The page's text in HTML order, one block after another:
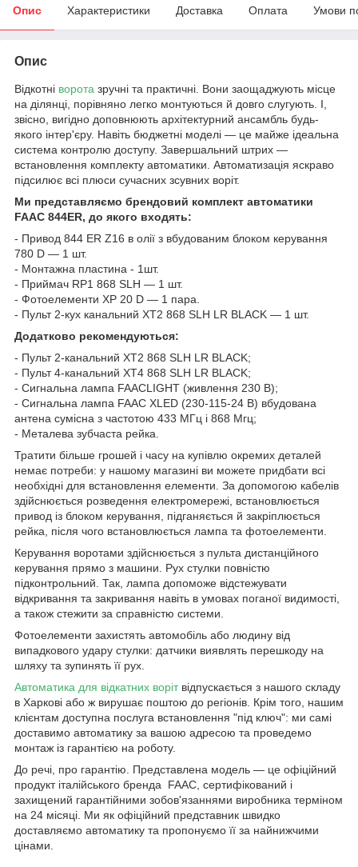
Опис Характеристики Доставка Оплата Умови
Опис
Відкотні ворота зручні та практичні. Вони заощаджують місце
на ділянці, порівняно легко монтуються й довго слугують. І,
звісно, вигідно доповнюють архітектурний ансамбль будь-
якого інтер'єру. Навіть бюджетні моделі — це майже ідеальна
система контролю доступу. Завершальний штрих —
встановлення комплекту автоматики. Автоматизація яскраво
підсилює всі плюси сучасних зсувних воріт.
Ми представляємо брендовий комплект автоматики
FAAC 844ER, до якого входять:
- Привод 844 ER Z16 в олії з вбудованим блоком керування
780 D — 1 шт.
- Монтажна пластина - 1шт.
- Приймач RP1 868 SLH — 1 шт.
- Фотоелементи XP 20 D — 1 пара.
- Пульт 2-кух канальний XT2 868 SLH LR BLACK — 1 шт.
Додатково рекомендуються:
- Пульт 2-канальний XT2 868 SLH LR BLACK;
- Пульт 4-канальний XT4 868 SLH LR BLACK;
- Сигнальна лампа FAACLIGHT (живлення 230 В);
- Сигнальна лампа FAAC XLED (230-115-24 В) вбудована
антена сумісна з частотою 433 МГц і 868 Мгц;
- Металева зубчаста рейка.
Тратити більше грошей і часу на купівлю окремих деталей
немає потреби: у нашому магазині ви можете придбати всі
необхідні для встановлення елементи. За допомогою кабелів
здійснюється розведення електромережі, встановлюється
привод із блоком керування, підганяється й закріплюється
рейка, після чого встановлюється лампа та фотоелементи.
Керування воротами здійснюється з пульта дистанційного
керування прямо з машини. Рух стулки повністю
підконтрольний. Так, лампа допоможе відстежувати
відкривання та закривання навіть в умовах поганої видимості,
а також стежити за справністю системи.
Фотоелементи захистять автомобіль або людину від
випадкового удару стулки: датчики виявлять перешкоду на
шляху та зупинять її рух.
Автоматика для відкатних ворітвідпускається з нашого складу
в Харкові або ж вирушає поштою до регіонів. Крім того, нашим
клієнтам доступна послуга встановлення "під ключ": ми самі
доставимо автоматику за вашою адресою та проведемо
монтаж із гарантією на роботу.
До речі, про гарантію. Представлена модель — це офіційний
продукт італійського бренда FAAC, сертифікований і
захищений гарантійними зобов'язаннями виробника терміном
на 24 місяці. Ми як офіційний представник швидко
доставляємо автоматику та пропонуємо її за найнижчими
цінами.